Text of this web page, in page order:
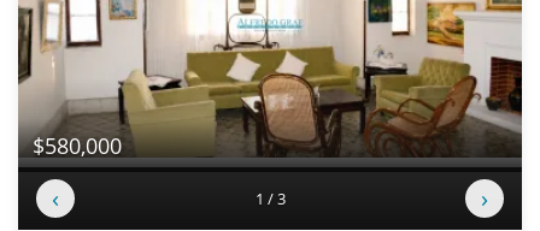
$580,000
‹ 1 / 3 ›